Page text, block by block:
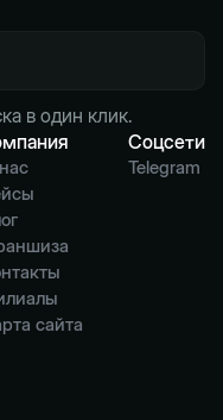
в один клик.
сайта
Соцсети
Telegram